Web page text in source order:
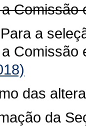
Comissão
Para a
Comissão
das
da